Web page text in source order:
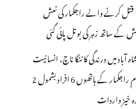
آباد میں 6 ا فراد کا قتل کرنے والے راجکمار کی نعش
کے ساتھ زہر کی بوتل پائی گئی
میں درندگی کا ننگا ناچ، انسانیت
شرمسار ، پو کسو کیس کے ملزم راجکمار کے ہاتھوں 6 افراد بشمول 2
واردات